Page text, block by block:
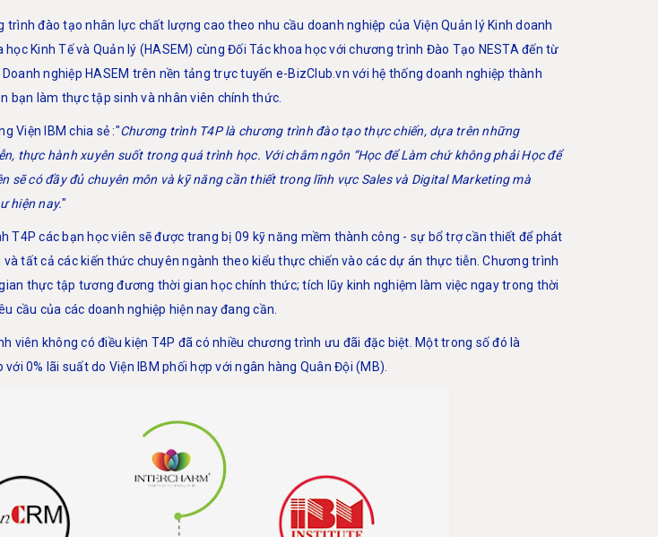
trình đào tạo nhân lực chất lượng cao theo nhu cầu doanh nghiệp của Viện Quản lý Kinh doanh
Kinh Tế và Quản lý (HASEM) cùng Đối Tác khoa học với chương trình Đào Tạo NESTA đến từ
nghiệp HASEM trên nền tảng trực tuyến e-BizClub.vn với hệ thống doanh nghiệp thành
bạn làm thực tập sinh và nhân viên chính thức.
Viện IBM chia sẻ :"Chương trình T4P là chương trình đào tạo thực chiến, dựa trên những
thực hành xuyên suốt trong quá trình học. Với châm ngôn “Học để Làm chứ không phải Học để
sẽ có đầy đủ chuyên môn và kỹ năng cần thiết trong lĩnh vực Sales và Digital Marketing mà
hiện nay."
T4P các bạn học viên sẽ được trang bị 09 kỹ năng mềm thành công - sự bổ trợ cần thiết để phát
tất cả các kiến thức chuyên ngành theo kiểu thực chiến vào các dự án thực tiễn. Chương trình
thực tập tương đương thời gian học chính thức; tích lũy kinh nghiệm làm việc ngay trong thời
cầu của các doanh nghiệp hiện nay đang cần.
viên không có điều kiện T4P đã có nhiều chương trình ưu đãi đặc biệt. Một trong số đó là
0% lãi suất do Viện IBM phối hợp với ngân hàng Quân Đội (MB).